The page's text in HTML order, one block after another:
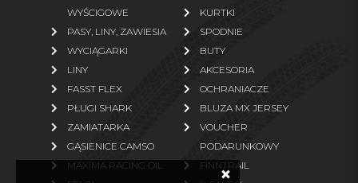
Oryginalne części Segway
Oryginalne części Access
Motor
Oryginalne części Arctic Cat Paski napędowe zamienniki
Zamienniki (klocki, filtry) Części zamienne ogrodowe
więcej
×
WYŚCIGOWE
PASY, LINY, ZAWIESIA
WYCIĄGARKI
LINY
FASST FLEX
PŁUGI SHARK
ZAMIATARKA
GĄSIENICE CAMSO
MAXIMA RACING OIL
KURTKI
SPODNIE
BUTY
AKCESORIA
OCHRANIACZE
BLUZA MX JERSEY
VOUCHER
PODARUNKOWY
FINNTRAIL